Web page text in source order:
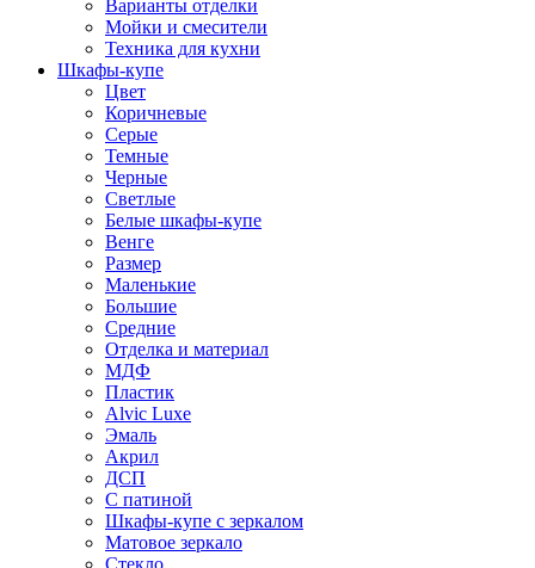
Варианты отделки
Мойки и смесители
Техника для кухни
Шкафы-купе
Цвет
Коричневые
Серые
Темные
Черные
Светлые
Белые шкафы-купе
Венге
Размер
Маленькие
Большие
Средние
Отделка и материал
МДФ
Пластик
Alvic Luxe
Эмаль
Акрил
ДСП
С патиной
Шкафы-купе с зеркалом
Матовое зеркало
Стекло